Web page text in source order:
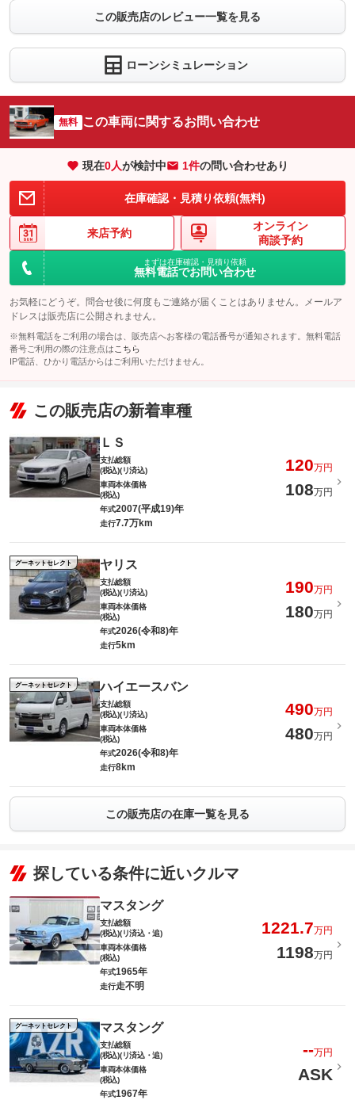
この販売店のレビュー一覧を見る
ローンシミュレーション
無料 この車両に関するお問い合わせ
現在0人が検討中 1件の問い合わせあり
在庫確認・見積り依頼(無料)
来店予約
オンライン
商談予約
まずは在庫確認・見積り依頼
無料電話でお問い合わせ
お気軽にどうぞ。問合せ後に何度もご連絡が届くことはありません。メールア
ドレスは販売店に公開されません。
※無料電話をご利用の場合は、販売店へお客様の電話番号が通知されます。無料電話
番号ご利用の際の注意点は こちら
IP電話、ひかり電話からはご利用いただけません。
この販売店の新着車種
ＬＳ
支払総額
(税込)(リ済込)
120万円
車両本体価格
(税込)
108万円
年式2007(平成19)年
走行7.7万km
グーネットセレクト ヤリス
支払総額
(税込)(リ済込)
190万円
車両本体価格
(税込)
180万円
年式2026(令和8)年
走行5km
グーネットセレクト ハイエースバン
支払総額
(税込)(リ済込)
490万円
車両本体価格
(税込)
480万円
年式2026(令和8)年
走行8km
この販売店の在庫一覧を見る
探している条件に近いクルマ
マスタング
支払総額
(税込)(リ済込・追)
1221.7万円
車両本体価格
(税込)
1198万円
年式1965年
走行走不明
グーネットセレクト マスタング
支払総額
(税込)(リ済込・追)
--万円
車両本体価格
(税込)
ASK
年式1967年